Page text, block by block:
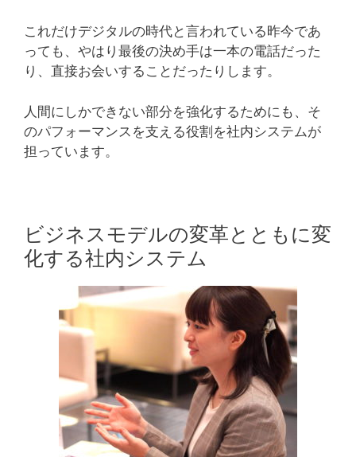
これだけデジタルの時代と言われている昨今であ
っても、やはり最後の決め手は一本の電話だった
り、直接お会いすることだったりします。
人間にしかできない部分を強化するためにも、そ
のパフォーマンスを支える役割を社内システムが
担っています。
ビジネスモデルの変革とともに変
化する社内システム